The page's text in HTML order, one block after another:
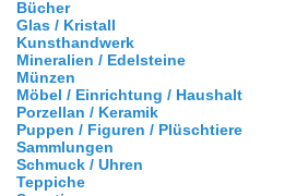
Bücher
Glas / Kristall
Kunsthandwerk
Mineralien / Edelsteine
Münzen
Möbel / Einrichtung / Haushalt
Porzellan / Keramik
Puppen / Figuren / Plüschtiere
Sammlungen
Schmuck / Uhren
Teppiche